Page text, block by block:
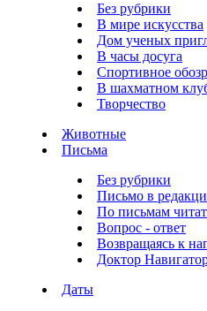
Без рубрики
В мире искусства
Дом ученых
В часы досуга
Спортивное
В шахматном
Творчество
Животные
Письма
Без рубрики
Письмо в
По письмам
Вопрос - ответ
Возвращаясь к
Доктор
Даты